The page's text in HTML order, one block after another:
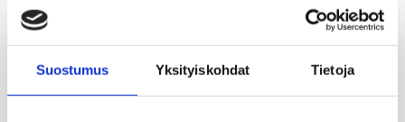
Suostumus Yksityiskohdat Tietoja
Kodin Kuvalehti
Kommuntorget Tammisaari
Koti & Keittiö Tammisaari